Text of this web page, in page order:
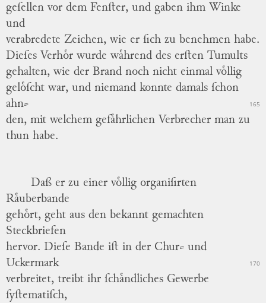
geſellen vor dem Fenſter, und gaben ihm Winke
und
verabredete Zeichen, wie er ſich zu benehmen habe.
Dieſes Verhoͤr wurde waͤhrend des erſten Tumults
gehalten, wie der Brand noch nicht einmal voͤllig
geloͤſcht war, und niemand konnte damals ſchon
ahn⸗ 165
den, mit welchem gefaͤhrlichen Verbrecher man zu
thun habe.
Daß er zu einer voͤllig organiſirten
Raͤuberbande
gehoͤrt, geht aus den bekannt gemachten
Steckbriefen
hervor. Dieſe Bande iſt in der Chur⸗ und
Uckermark
170
verbreitet, treibt ihr ſchaͤndliches Gewerbe
ſyſtematiſch,